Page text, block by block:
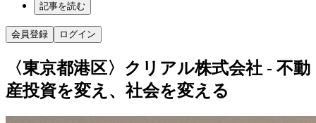
記事を読む
会員登録 ログイン
〈東京都港区〉クリアル株式会社 - 不動
産投資を変え、社会を変える